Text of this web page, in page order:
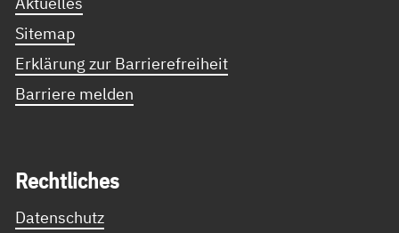
Sitemap
Erklärung zur Barrierefreiheit
Barriere melden
Recht­li­ches
Datenschutz